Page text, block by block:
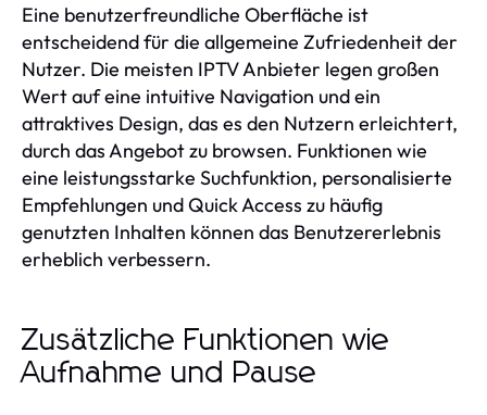
Eine benutzerfreundliche Oberfläche ist
entscheidend für die allgemeine Zufriedenheit der
Nutzer. Die meisten IPTV Anbieter legen großen
Wert auf eine intuitive Navigation und ein
attraktives Design, das es den Nutzern erleichtert,
durch das Angebot zu browsen. Funktionen wie
eine leistungsstarke Suchfunktion, personalisierte
Empfehlungen und Quick Access zu häufig
genutzten Inhalten können das Benutzererlebnis
erheblich verbessern.
Zusätzliche Funktionen wie
Aufnahme und Pause